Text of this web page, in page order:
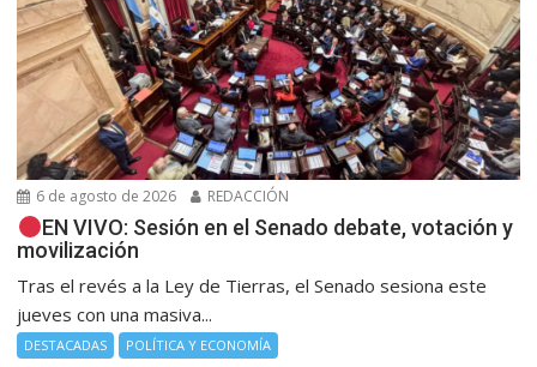
6 de agosto de 2026 REDACCIÓN
EN VIVO: Sesión en el Senado debate, votación y
movilización
Tras el revés a la Ley de Tierras, el Senado sesiona este
jueves con una masiva...
DESTACADAS POLÍTICA Y ECONOMÍA